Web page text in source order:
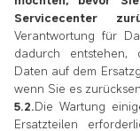
Servicecenter
Verantwortung für
dadurch entstehen,
Daten auf dem
wenn Sie es
5.2.Die Wartung
Ersatzteilen